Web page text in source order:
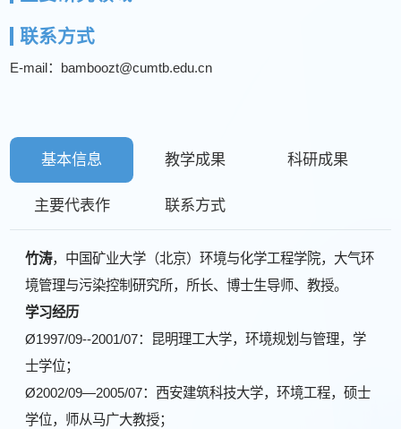
联系方式
E-mail：bamboozt@cumtb.edu.cn
基本信息 教学成果 科研成果
主要代表作 联系方式
竹涛，中国矿业大学（北京）环境与化学工程学院，大气环
境管理与污染控制研究所，所长、博士生导师、教授。
学习经历
Ø1997/09--2001/07：昆明理工大学，环境规划与管理，学
士学位；
Ø2002/09—2005/07：西安建筑科技大学，环境工程，硕士
学位，师从马广大教授；